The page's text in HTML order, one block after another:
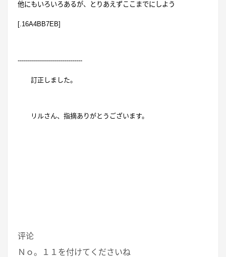
他にもいろいろあるが、とりあえずここまでにしよう
[.16A4BB7EB]
--------------------------------
訂正しました。
リルさん、指摘ありがとうございます。
评论
Ｎｏ。１１を付けてくださいね